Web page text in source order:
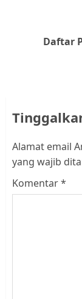
Daftar
Alamat email
yang wajib
Komentar*